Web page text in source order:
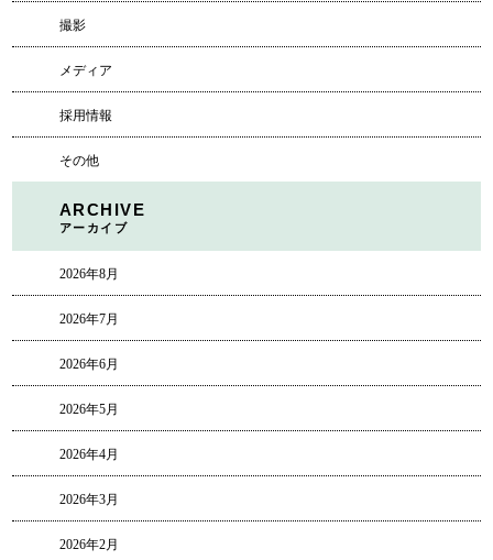
撮影
メディア
採用情報
その他
ARCHIVE
アーカイブ
2026年8月
2026年7月
2026年6月
2026年5月
2026年4月
2026年3月
2026年2月